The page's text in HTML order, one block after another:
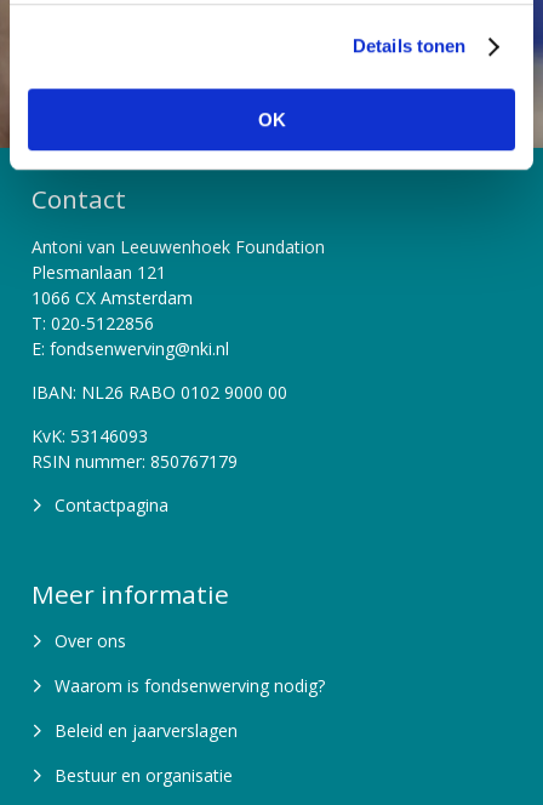
c
Details tonen
OK
Contact
Antoni van Leeuwenhoek Foundation
Plesmanlaan 121
1066 CX Amsterdam
T: 020-5122856
E: fondsenwerving@nki.nl
IBAN: NL26 RABO 0102 9000 00
KvK: 53146093
RSIN nummer: 850767179
Contactpagina
Meer informatie
Over ons
Waarom is fondsenwerving nodig?
Beleid en jaarverslagen
Bestuur en organisatie